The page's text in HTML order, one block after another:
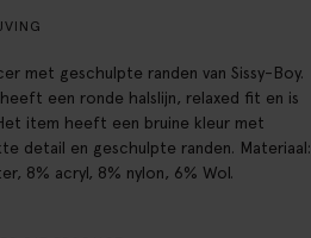
met geschulpte randen van Sissy-Boy.
een ronde halslijn, relaxed fit en is
item heeft een bruine kleur met
detail en geschulpte randen. Materiaal:
8% acryl, 8% nylon, 6% Wol.